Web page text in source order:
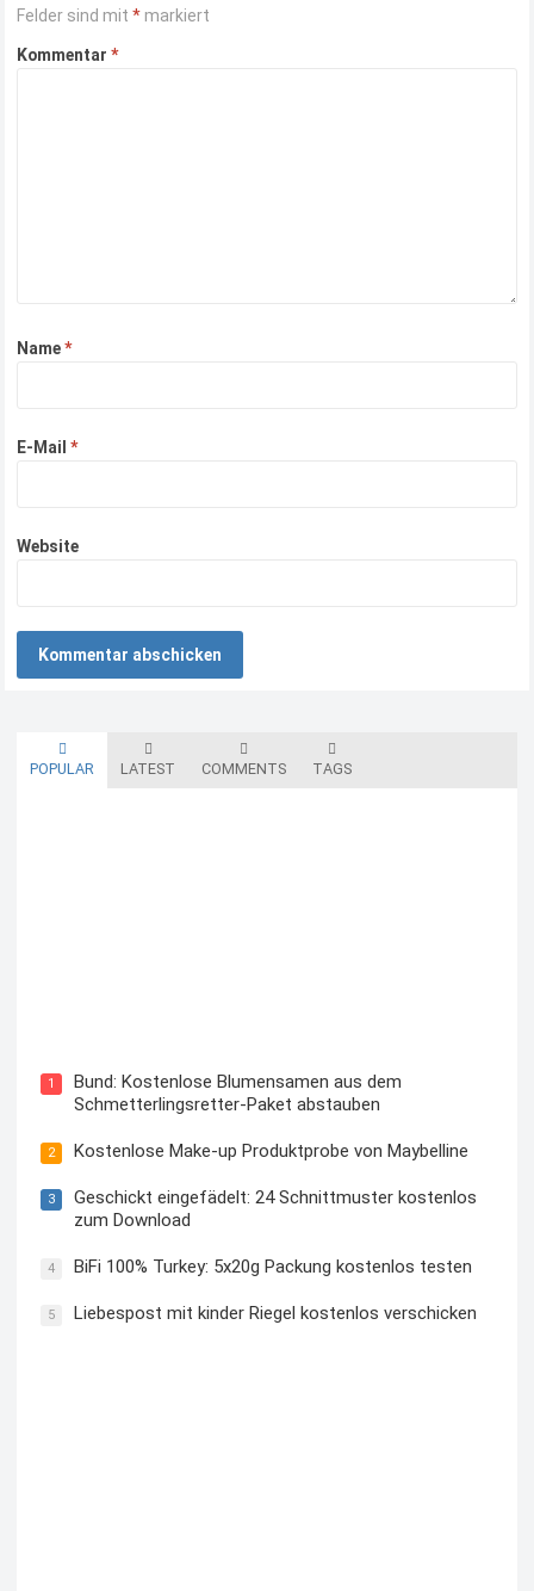
Felder sind mit* markiert
Kommentar*
Name*
E-Mail*
Website
POPULAR LATEST COMMENTS TAGS
1
Bund: Kostenlose Blumensamen aus dem
Schmetterlingsretter-Paket abstauben
2 Kostenlose Make-up Produktprobe von Maybelline
3
Geschickt eingefädelt: 24 Schnittmuster kostenlos
zum Download
4 BiFi 100% Turkey: 5x20g Packung kostenlos testen
5 Liebespost mit kinder Riegel kostenlos verschicken